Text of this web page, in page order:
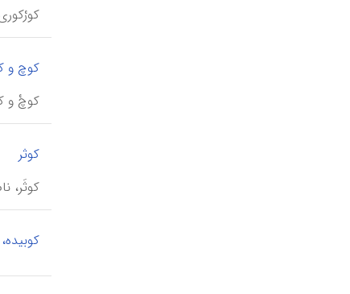
کوچ و
کوچْ و
کوثر
کوثَر،